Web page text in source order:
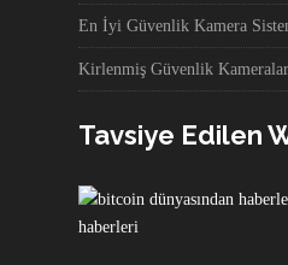
En İyi Güvenlik Kamera
Kirlenmiş Güvenlik
Tavsiye Edilen